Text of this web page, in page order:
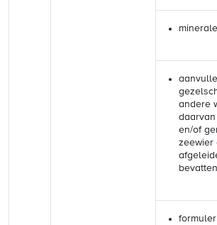
andere
en/of
zeewier